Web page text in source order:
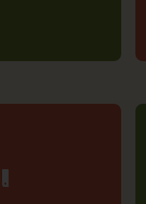
tenemos los
interna de la